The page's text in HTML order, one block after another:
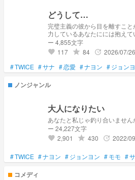
どうして…
完璧主義の彼から目を離すこ
力しているあなたにには抱えているもの
ージャーとTWICEサナちゃんと
ー 4,855文字
favorite 117 grade 84 update 2026/07/26
#TWICE #サナ #恋愛 #ナヨン #ジョン
ノンジャンル
大人になりたい
あなたと私じゃ釣り合いませ
ー 24,227文字
favorite 2,901 grade 430 update 2022/
#TWICE #ナヨン #ジョンヨン #モモ #
コメディ